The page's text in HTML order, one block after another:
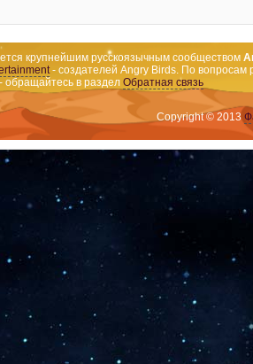
крупнейшим русскоязычным сообществом
- создателей Angry Birds. По вопросам
в раздел Обратная связь
Copyright © 2013